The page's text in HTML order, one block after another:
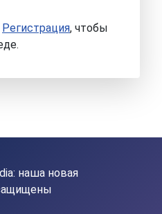
Регистрация, чтобы
наша новая